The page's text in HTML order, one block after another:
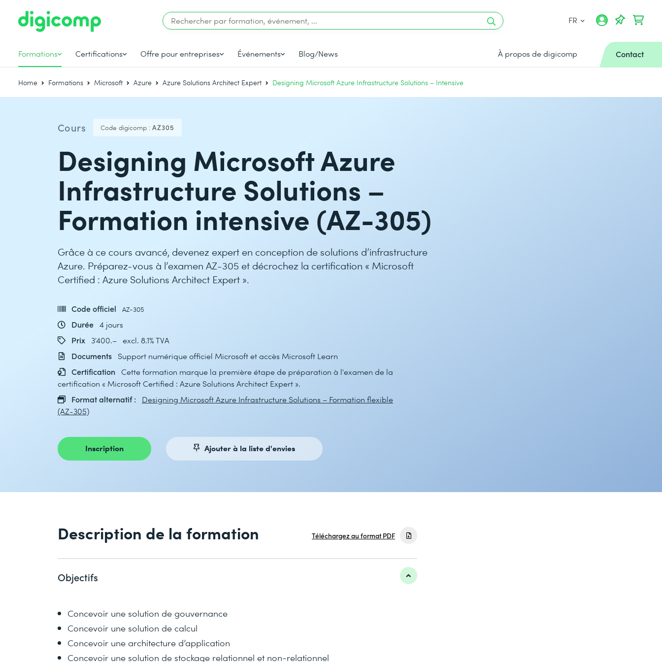
FR
Formations Certifications Offre pour entreprises Événements Blog/News À propos de digicomp Contact
Home Formations Microsoft Azure Azure Solutions Architect Expert Designing Microsoft Azure Infrastructure Solutions – Intensive
Cours Code digicomp : AZ305
Designing Microsoft Azure
Infrastructure Solutions –
Formation intensive (AZ-305)
Grâce à ce cours avancé, devenez expert en conception de solutions d’infrastructure
Azure. Préparez-vous à l’examen AZ-305 et décrochez la certification « Microsoft
Certified : Azure Solutions Architect Expert ».
Code officiel AZ-305
Durée 4 jours
Prix
3'400.– excl. 8.1% TVA
Documents
Support numérique officiel Microsoft et accès Microsoft Learn
Certification Cette formation marque la première étape de préparation à l'examen de la
certification « Microsoft Certified : Azure Solutions Architect Expert ».
Format alternatif :
Designing Microsoft Azure Infrastructure Solutions – Formation flexible
(AZ-305)
Inscription Ajouter à la liste d'envies
Description de la formation Téléchargez au format PDF
Objectifs
Concevoir une solution de gouvernance
Concevoir une solution de calcul
Concevoir une architecture d’application
Concevoir une solution de stockage relationnel et non-relationnel